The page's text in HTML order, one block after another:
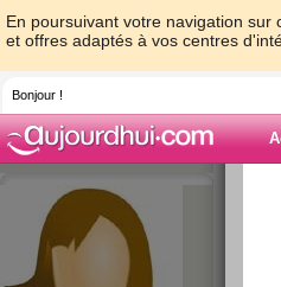
En poursuivant votre navigation
et offres adaptés à vos centres
Bonjour !
Team”